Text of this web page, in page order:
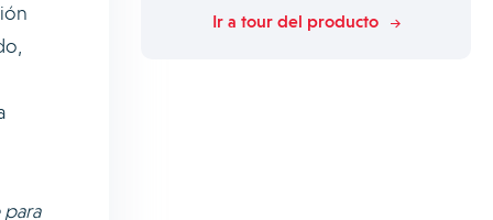
Ir a tour del producto